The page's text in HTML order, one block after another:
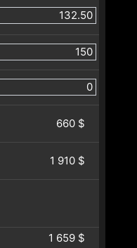
660 $
1 910 $
1 659 $